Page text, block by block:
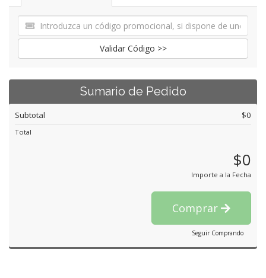
Validar Código >>
Sumario de Pedido
Subtotal $0
Total
$0
Importe a la Fecha
Comprar
Seguir Comprando